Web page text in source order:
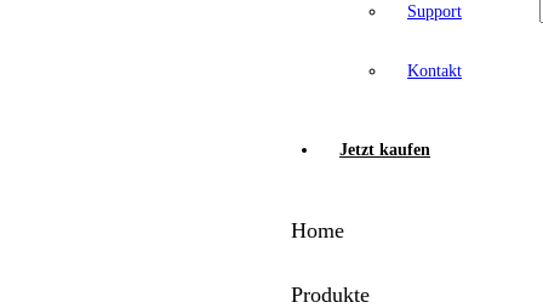
Support
Kontakt
Jetzt kaufen
Home
Produkte